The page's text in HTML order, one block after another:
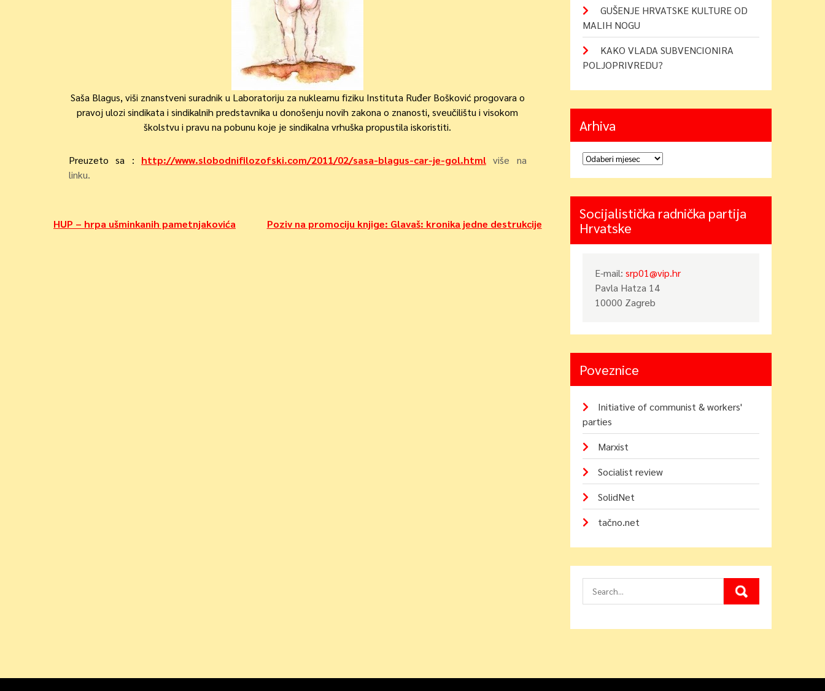
Saša Blagus, viši znanstveni suradnik u Laboratoriju za nuklearnu fiziku Instituta Ruđer Bošković progovara o
pravoj ulozi sindikata i sindikalnih predstavnika u donošenju novih zakona o znanosti, sveučilištu i visokom
školstvu i pravu na pobunu koje je sindikalna vrhuška propustila iskoristiti.
Preuzeto sa : http://www.slobodnifilozofski.com/2011/02/sasa-blagus-car-je-gol.htmlviše na
linku.
Navigacija
HUP – hrpa ušminkanih pametnjakovića Poziv na promociju knjige: Glavaš: kronika jedne destrukcije
GUŠENJE HRVATSKE KULTURE OD
MALIH NOGU
KAKO VLADA SUBVENCIONIRA
POLJOPRIVREDU?
Arhiva
Arhiva
Socijalistička radnička partija
Hrvatske
E-mail:srp01@vip.hr
Pavla Hatza 14
10000 Zagreb
Poveznice
Initiative of communist & workers'
parties
Marxist
Socialist review
SolidNet
tačno.net